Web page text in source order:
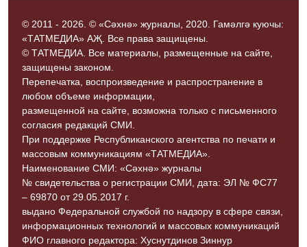
© 2011 - 2026. © «Сәхнә» журналы, 2020. Гамәлгә куючы:
«ТАТМЕДИА» АҖ. Все права защищены.
© ТАТМЕДИА. Все материалы, размещенные на сайте,
защищены законом.
Перепечатка, воспроизведение и распространение в
любом объеме информации,
размещенной на сайте, возможна только с письменного
согласия редакций СМИ.
При поддержке Республиканского агентства по печати и
массовым коммуникациям «ТАТМЕДИА».
Наименование СМИ: «Сәхнә» журналы
№ свидетельства о регистрации СМИ, дата: ЭЛ № ФС77
– 69870 от 29.05.2017 г.
выдано Федеральной службой по надзору в сфере связи,
информационных технологий и массовых коммуникаций
ФИО главного редактора: Хуснутдинов Зиннур